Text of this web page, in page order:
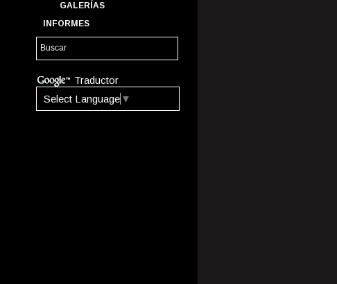
GALERÍAS
INFORMES
Traductor
Select Language ▼